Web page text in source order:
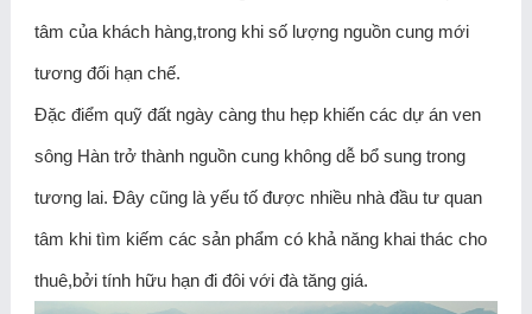
tâm của khách hàng,trong khi số lượng nguồn cung mới
tương đối hạn chế.
Đặc điểm quỹ đất ngày càng thu hẹp khiến các dự án ven
sông Hàn trở thành nguồn cung không dễ bổ sung trong
tương lai. Đây cũng là yếu tố được nhiều nhà đầu tư quan
tâm khi tìm kiếm các sản phẩm có khả năng khai thác cho
thuê,bởi tính hữu hạn đi đôi với đà tăng giá.